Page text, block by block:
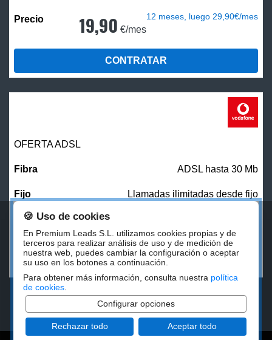
19,90 €/mes
12 meses, luego 29,90€/mes
CONTRATAR
OFERTA ADSL
ADSL hasta 30 Mb
Llamadas ilimitadas desde fijo
31,00 €/mes
CONTRATAR
🍪 Uso de cookies
En Premium Leads S.L. utilizamos cookies propias y de
terceros para realizar análisis de uso y de medición de
nuestra web, puedes cambiar la configuración o aceptar
su uso en los botones a continuación.
Para obtener más información, consulta nuestra política
de cookies
Configurar opciones
Rechazar todo Aceptar todo